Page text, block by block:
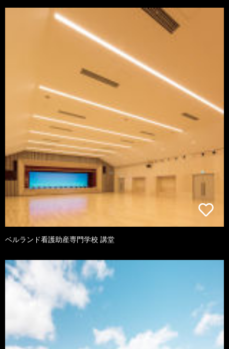
ベルランド看護助産専門学校 講堂